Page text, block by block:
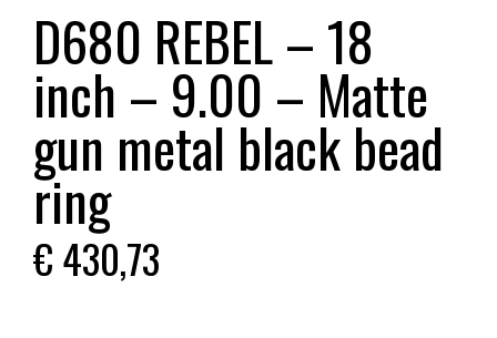
D680 REBEL – 18
inch – 9.00 – Matte
gun metal black bead
ring
€430,73